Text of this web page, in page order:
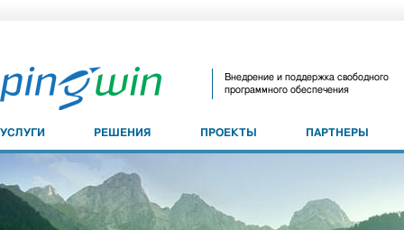
Внедрение и поддержка свободного
программного обеспечения
УСЛУГИ РЕШЕНИЯ ПРОЕКТЫ ПАРТНЕРЫ